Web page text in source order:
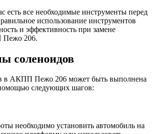
есть все необходимые инструменты перед
использование инструментов
и эффективность при замене
Пежо 206.
соленоидов
в АКПП Пежо 206 может быть выполнена
следующих шагов:
необходимо установить автомобиль на